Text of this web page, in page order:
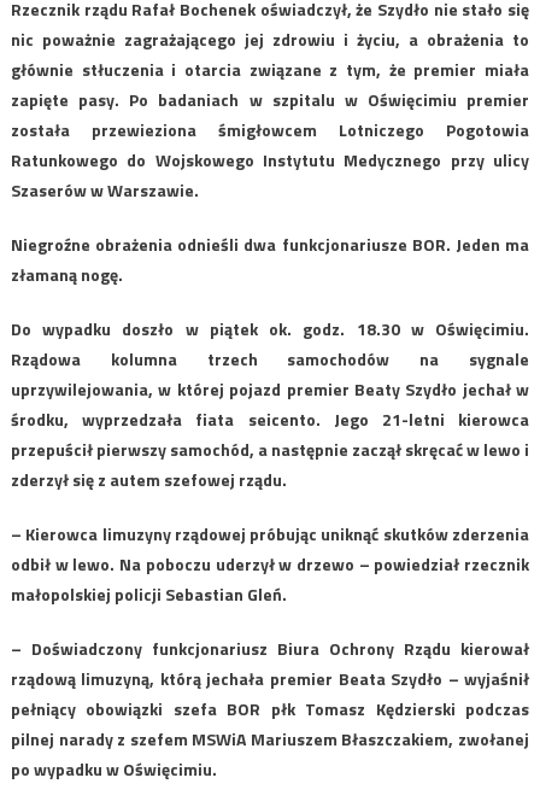
Rzecznik rządu Rafał Bochenek oświadczył, że Szydło nie stało się
nic poważnie zagrażającego jej zdrowiu i życiu, a obrażenia to
głównie stłuczenia i otarcia związane z tym, że premier miała
zapięte pasy. Po badaniach w szpitalu w Oświęcimiu premier
została przewieziona śmigłowcem Lotniczego Pogotowia
Ratunkowego do Wojskowego Instytutu Medycznego przy ulicy
Szaserów w Warszawie.
Niegroźne obrażenia odnieśli dwa funkcjonariusze BOR. Jeden ma
złamaną nogę.
Do wypadku doszło w piątek ok. godz. 18.30 w Oświęcimiu.
Rządowa kolumna trzech samochodów na sygnale
uprzywilejowania, w której pojazd premier Beaty Szydło jechał w
środku, wyprzedzała fiata seicento. Jego 21-letni kierowca
przepuścił pierwszy samochód, a następnie zaczął skręcać w lewo i
zderzył się z autem szefowej rządu.
– Kierowca limuzyny rządowej próbując uniknąć skutków zderzenia
odbił w lewo. Na poboczu uderzył w drzewo – powiedział rzecznik
małopolskiej policji Sebastian Gleń.
– Doświadczony funkcjonariusz Biura Ochrony Rządu kierował
rządową limuzyną, którą jechała premier Beata Szydło – wyjaśnił
pełniący obowiązki szefa BOR płk Tomasz Kędzierski podczas
pilnej narady z szefem MSWiA Mariuszem Błaszczakiem, zwołanej
po wypadku w Oświęcimiu.